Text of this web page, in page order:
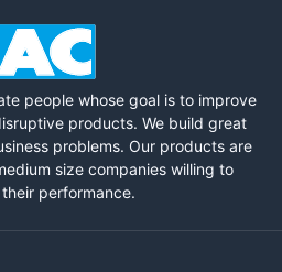
people whose goal is to improve
products. We build great
problems. Our products are
size companies willing to
performance.